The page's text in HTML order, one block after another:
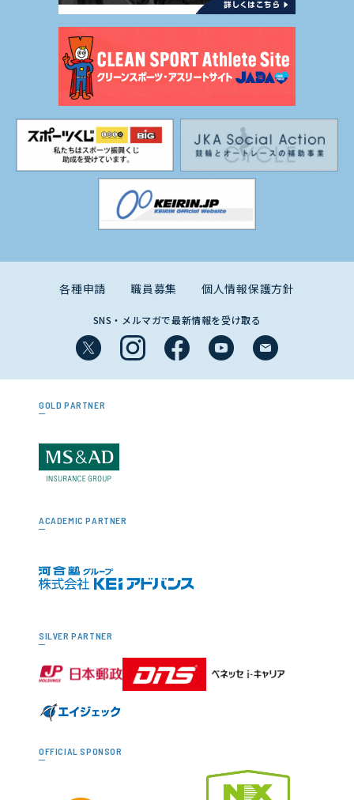
各種申請 職員募集 個人情報保護方針
SNS・メルマガで最新情報を受け取る
GOLD PARTNER
ACADEMIC PARTNER
SILVER PARTNER
OFFICIAL SPONSOR